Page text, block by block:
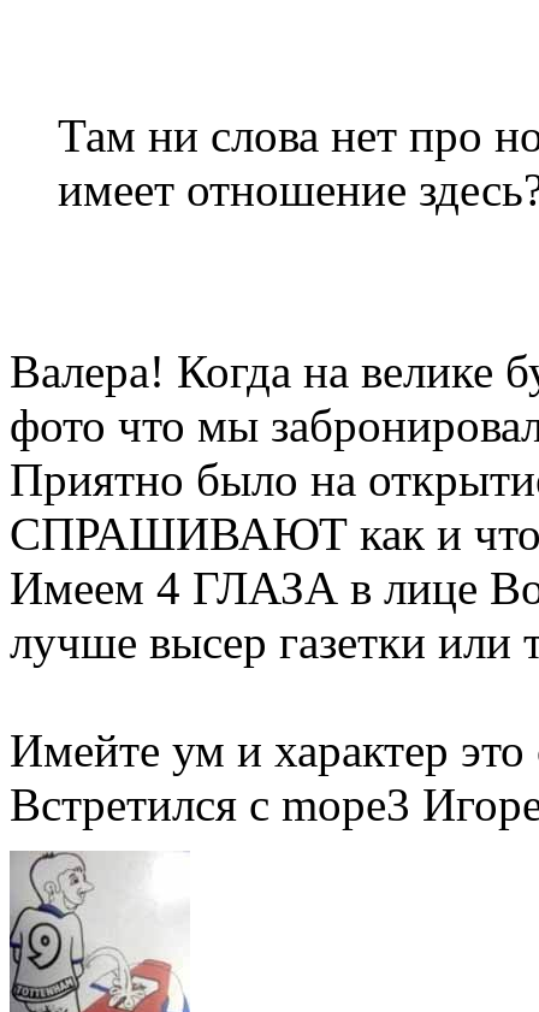
Там ни слова нет про
имеет отношение
Валера! Когда на велике
фото что мы
Приятно было на
СПРАШИВАЮТ как и что
Имеем 4 ГЛАЗА в лице
лучше высер газетки или
Имейте ум и характер это
Встретился с mope3